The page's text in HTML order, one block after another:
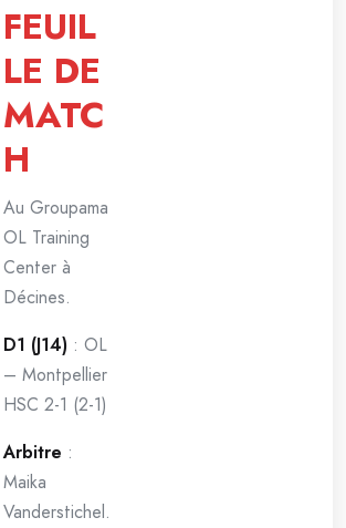
FEUIL
LE DE
MATC
H
Au Groupama
OL Training
Center à
Décines.
D1 (J14) : OL
– Montpellier
HSC 2-1 (2-1)
Arbitre :
Maika
Vanderstichel.